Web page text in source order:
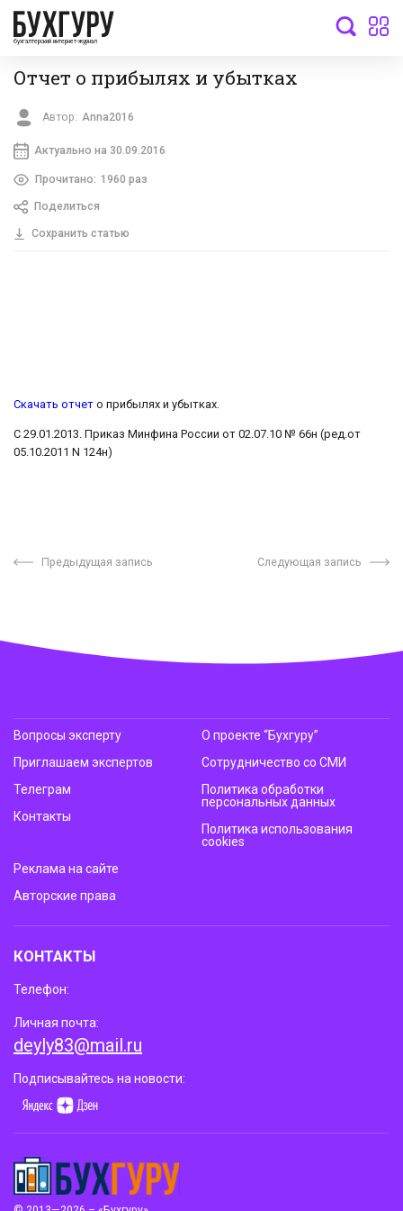
бухгалтерский интернет-журнал
Отчет о прибылях и убытках
Автор: Anna2016
Актуально на 30.09.2016
Прочитано: 1960 раз
Поделиться
Сохранить статью
Скачать отчет о прибылях и убытках.
С 29.01.2013. Приказ Минфина России от 02.07.10 № 66н (ред.от
05.10.2011 N 124н)
Предыдущая запись Следующая запись
Вопросы эксперту
Приглашаем экспертов
Телеграм
Контакты
О проекте “Бухгуру”
Сотрудничество со СМИ
Политика обработки
персональных данных
Политика использования
cookies
Реклама на сайте
Авторские права
КОНТАКТЫ
Телефон:
Личная почта:
deyly83@mail.ru
Подписывайтесь на новости: